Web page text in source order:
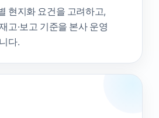
현지화 요건을 고려하고,
고·보고 기준을 본사 운영
다.